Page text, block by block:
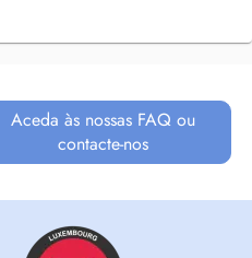
Aceda às nossas FAQ ou
contacte-nos